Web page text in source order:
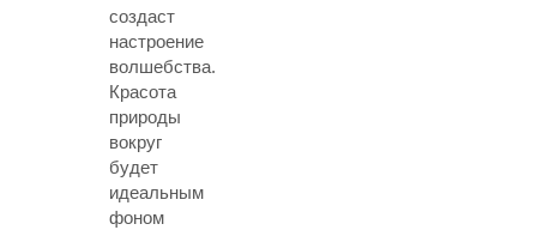
создаст
настроение
волшебства.
Красота
природы
вокруг
будет
идеальным
фоном